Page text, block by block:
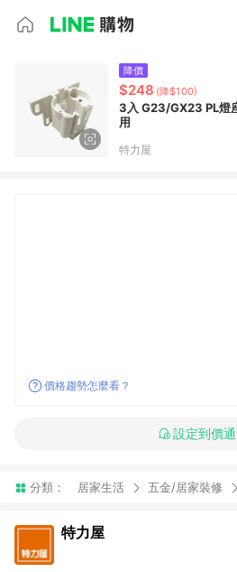
降價
$248 (降$100)
3入 G23/GX23 PL燈
用
特力屋
價格趨勢怎麼看？
設定到價
分類： 居家生活 五金/居家裝修
特力屋